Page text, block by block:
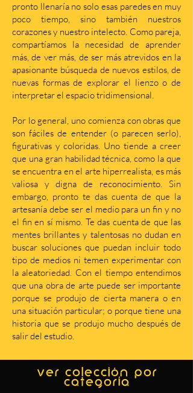
pronto llenaría no solo esas paredes en muy
poco tiempo, sino también nuestros
corazones y nuestro intelecto. Como pareja,
compartíamos la necesidad de aprender
más, de ver más, de ser más atrevidos en la
apasionante búsqueda de nuevos estilos, de
nuevas formas de explorar el lienzo o de
interpretar el espacio tridimensional.
Por lo general, uno comienza con obras que
son fáciles de entender (o parecen serlo),
figurativas y coloridas. Uno tiende a creer
que una gran habilidad técnica, como la que
se encuentra en el arte hiperrealista, es más
valiosa y digna de reconocimiento. Sin
embargo, pronto te das cuenta de que la
artesanía debe ser el medio para un fin y no
el fin en sí mismo. Te das cuenta de que las
mentes brillantes y talentosas no dudan en
buscar soluciones que puedan incluir todo
tipo de medios ni temen experimentar con
la aleatoriedad. Con el tiempo entendimos
que una obra de arte puede ser importante
porque se produjo de cierta manera o en
una situación particular; o porque tiene una
historia que se produjo mucho después de
salir del estudio.
ver colección por
categoría